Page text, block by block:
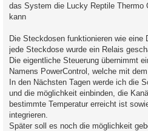
das System die Lucky Reptile Thermo
kann
Die Steckdosen funktionieren wie eine
jede Steckdose wurde ein Relais
Die eigentliche Steuerung übernimmt
Namens PowerControl, welche mit
In den Nächsten Tagen werde ich die
und die möglichkeit einbinden, die
bestimmte Temperatur erreicht ist
integrieren.
Später soll es noch die möglichkeit